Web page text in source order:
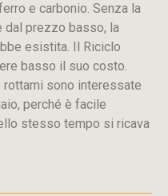
e carbonio. Senza la
dal prezzo basso, la
esistita. Il Riciclo
basso il suo costo.
sono interessate
perché è facile
stesso tempo si ricava